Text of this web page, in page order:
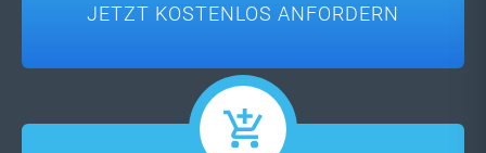
JETZT KOSTENLOS ANFORDERN